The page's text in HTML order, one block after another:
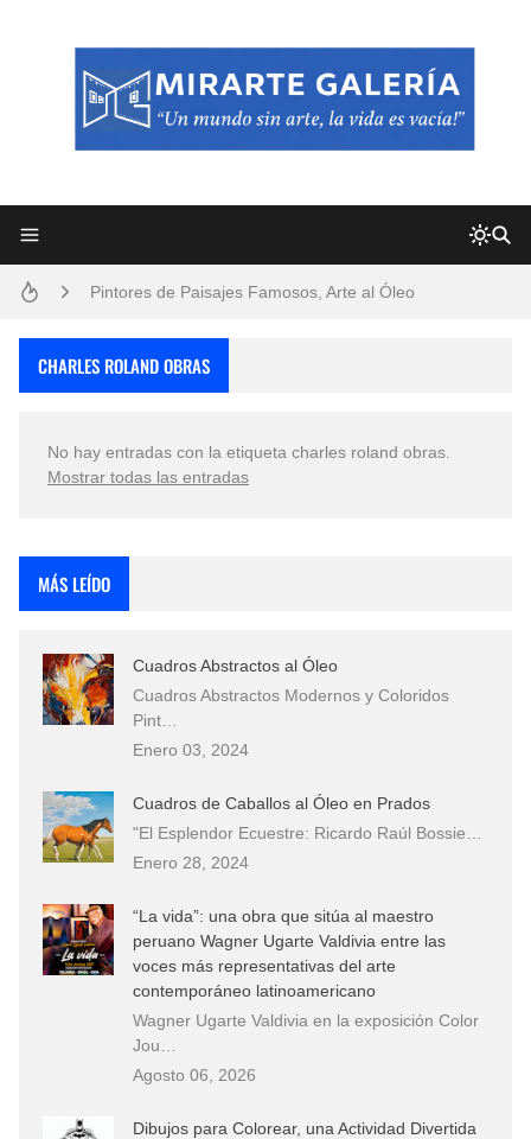
Pintores de Paisajes Famosos, Arte al Óleo
Que significan los cuadros de negras africanas?
El mundo del arte en pintura surrealista
CHARLES ROLAND OBRAS
No hay entradas con la etiqueta charles roland obras
Mostrar todas las entradas
MÁS LEÍDO
Cuadros Abstractos al Óleo
Cuadros Abstractos Modernos y Coloridos
Pint…
Enero 03, 2024
Cuadros de Caballos al Óleo en Prados
"El Esplendor Ecuestre: Ricardo Raúl Bossie…
Enero 28, 2024
“La vida”: una obra que sitúa al maestro
peruano Wagner Ugarte Valdivia entre las
voces más representativas del arte
contemporáneo latinoamericano
Wagner Ugarte Valdivia en la exposición Color
Jou…
Agosto 06, 2026
Dibujos para Colorear, una Actividad Divertida